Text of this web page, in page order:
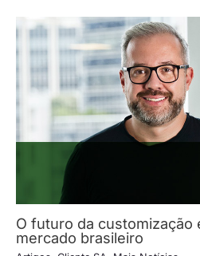
O futuro da customização
mercado brasileiro